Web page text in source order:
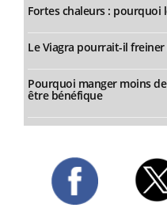
Fortes chaleurs : pourquoi
Le Viagra pourrait-il
Pourquoi manger moins
être bénéfique